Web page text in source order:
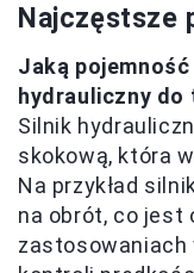
Najczęstsze
Jaką
hydrauliczny
Silnik
skokową, która
Na przykład
na obrót, co jest
zastosowaniach